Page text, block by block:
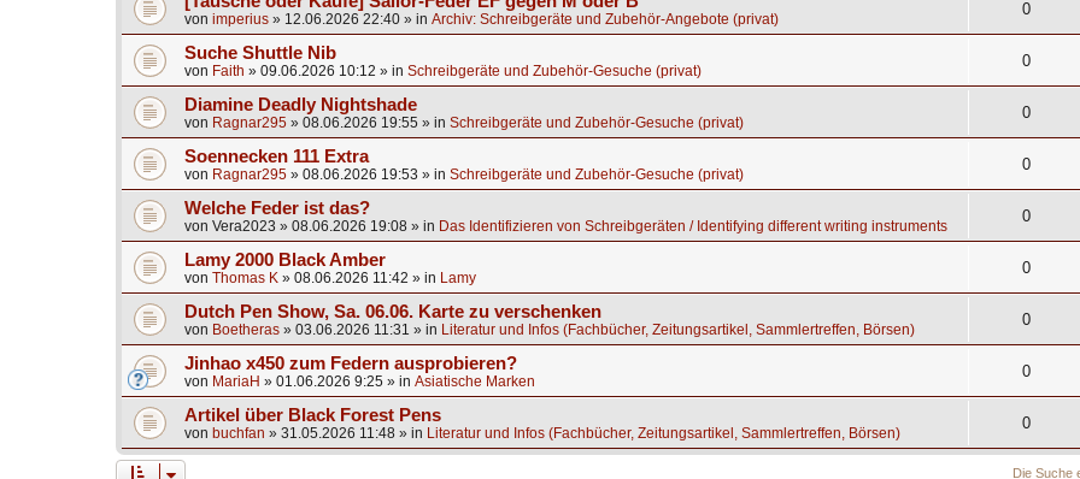
von imperius » 12.06.2026 22:40 » in Archiv: Schreibgeräte und Zubehör-Angebote (privat)
0
Suche Shuttle Nib
von Faith » 09.06.2026 10:12 » in Schreibgeräte und Zubehör-Gesuche (privat)
0
Diamine Deadly Nightshade
von Ragnar295 » 08.06.2026 19:55 » in Schreibgeräte und Zubehör-Gesuche (privat)
0
Soennecken 111 Extra
von Ragnar295 » 08.06.2026 19:53 » in Schreibgeräte und Zubehör-Gesuche (privat)
0
Welche Feder ist das?
von Vera2023 » 08.06.2026 19:08 » in Das Identifizieren von Schreibgeräten / Identifying different writing instruments
0
Lamy 2000 Black Amber
von Thomas K » 08.06.2026 11:42 » in Lamy
0
Dutch Pen Show, Sa. 06.06. Karte zu verschenken
von Boetheras » 03.06.2026 11:31 » in Literatur und Infos (Fachbücher, Zeitungsartikel, Sammlertreffen, Börsen)
0
Jinhao x450 zum Federn ausprobieren?
von MariaH » 01.06.2026 9:25 » in Asiatische Marken
0
Artikel über Black Forest Pens
von buchfan » 31.05.2026 11:48 » in Literatur und Infos (Fachbücher, Zeitungsartikel, Sammlertreffen, Börsen)
0
Die Suche